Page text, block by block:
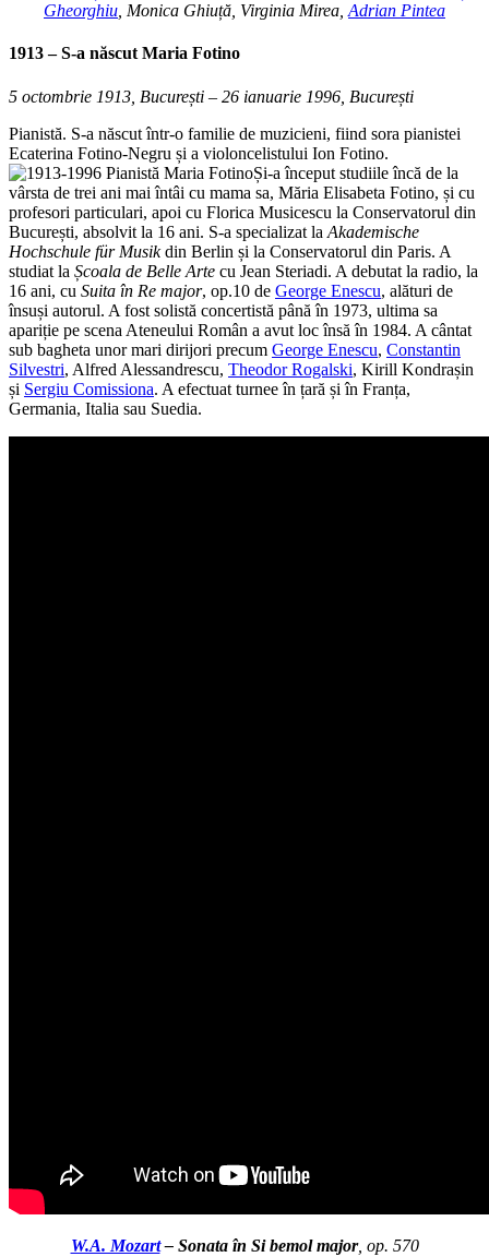
Gheorghiu , Monica Ghiuță, Virginia Mirea, Adrian Pintea
1913 – S-a născut Maria Fotino
5 octombrie 1913, București – 26 ianuarie 1996, București
Pianistă. S-a născut într-o familie de muzicieni, fiind sora pianistei
Ecaterina Fotino-Negru și a violoncelistului Ion Fotino.
Și-a început studiile încă de la
vârsta de trei ani mai întâi cu mama sa, Măria Elisabeta Fotino, și cu
profesori particulari, apoi cu Florica Musicescu la Conservatorul din
București, absolvit la 16 ani. S-a specializat la Akademische
Hochschule für Musikdin Berlin și la Conservatorul din Paris. A
studiat la Școala de Belle Arte cu Jean Steriadi. A debutat la radio, la
16 ani, cu Suita în Re major, op.10 de George Enescu, alături de
însuși autorul. A fost solistă concertistă până în 1973, ultima sa
apariție pe scena Ateneului Român a avut loc însă în 1984. A cântat
sub bagheta unor mari dirijori precum George Enescu, Constantin
Silvestri, Alfred Alessandrescu, Theodor Rogalski, Kirill Kondrașin
și Sergiu Comissiona. A efectuat turnee în țară și în Franța,
Germania, Italia sau Suedia.
W.A. Mozart– Sonata în Si bemol major, op. 570